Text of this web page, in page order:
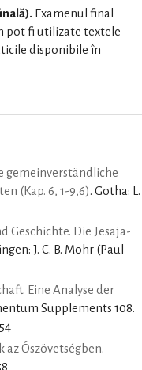
Examenul final
pot fi utilizate textele
disponibile în
gemeinverständliche
(Kap. 6, 1-9,6). Gotha: L.
Geschichte. Die Jesaja-
J. C. B. Mohr (Paul
Eine Analyse der
Supplements 108.
az Ószövetségben.